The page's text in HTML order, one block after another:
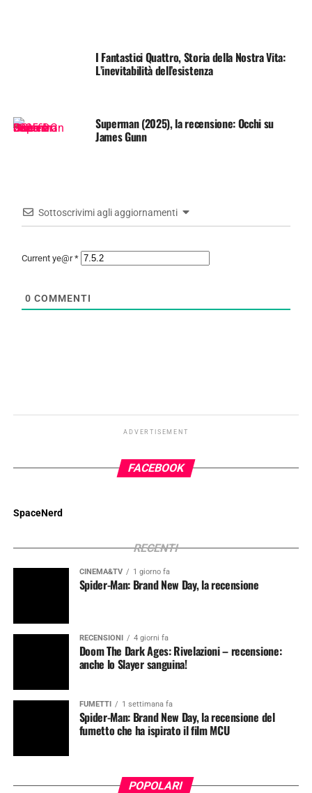
I Fantastici Quattro, Storia della Nostra Vita:
L’inevitabilità dell’esistenza
Superman (2025), la recensione: Occhi su
James Gunn
Sottoscrivimi agli aggiornamenti
Current ye@r*
0 COMMENTI
ADVERTISEMENT
FACEBOOK
SpaceNerd
RECENTI
CINEMA&TV 1 giorno fa
Spider-Man: Brand New Day, la recensione
RECENSIONI 4 giorni fa
Doom The Dark Ages: Rivelazioni – recensione:
anche lo Slayer sanguina!
FUMETTI 1 settimana fa
Spider-Man: Brand New Day, la recensione del
fumetto che ha ispirato il film MCU
POPOLARI